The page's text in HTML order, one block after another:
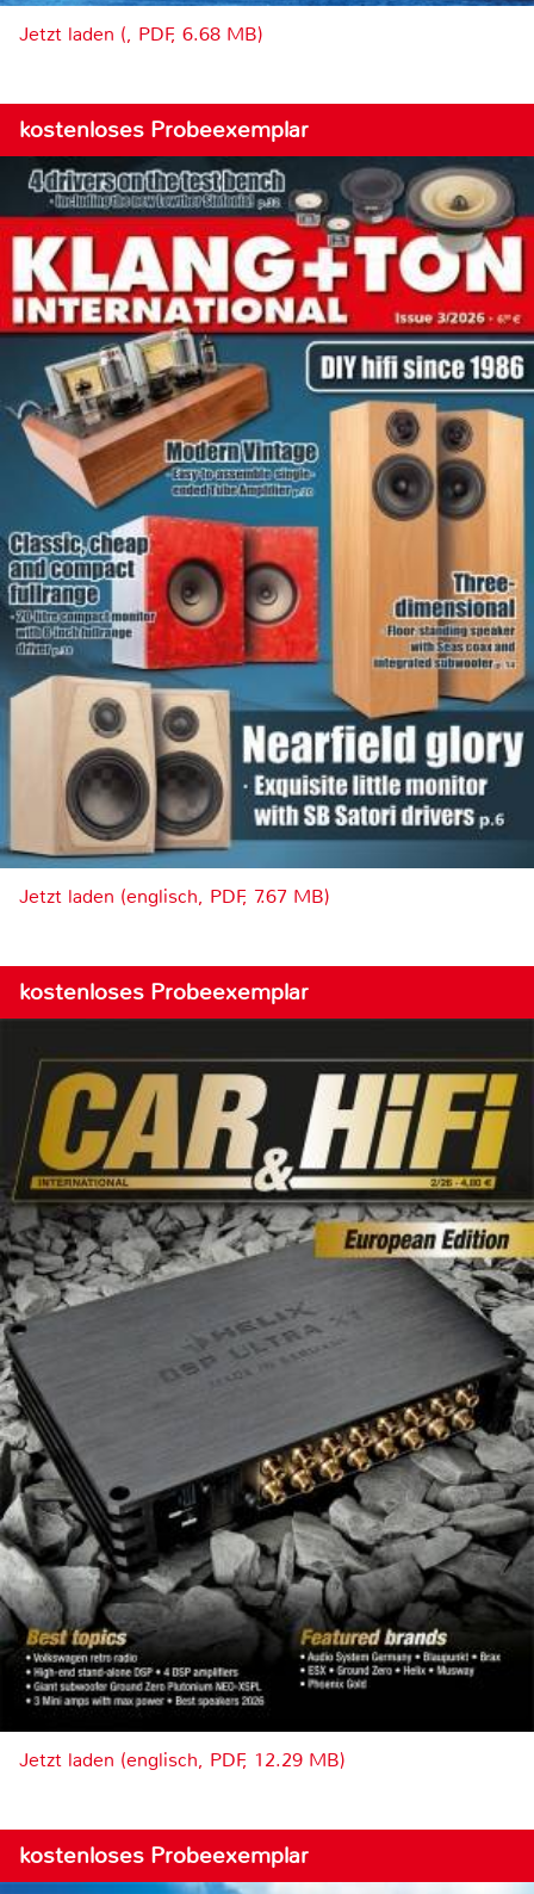
Jetzt laden (, PDF, 6.68 MB)
kostenloses Probeexemplar
Jetzt laden (englisch, PDF, 7.67 MB)
kostenloses Probeexemplar
Jetzt laden (englisch, PDF, 12.29 MB)
kostenloses Probeexemplar